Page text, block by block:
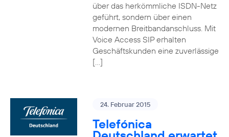
über das herkömmliche ISDN-Netz
geführt, sondern über einen
modernen Breitbandanschluss. Mit
Voice Access SIP erhalten
Geschäftskunden eine zuverlässige
[…]
24. Februar 2015
Telefónica